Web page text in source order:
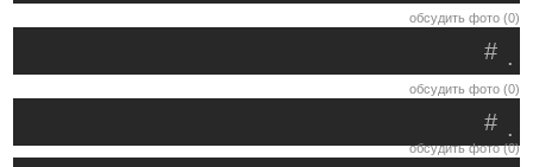
обсудить фото (0)
.
#
обсудить фото (0)
.
#
обсудить фото (0)